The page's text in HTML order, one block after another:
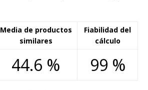
Media de productos
similares
Fiabilidad del
cálculo
44.6 % 99 %